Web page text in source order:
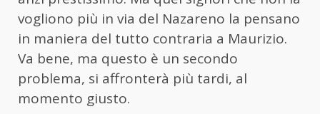
vogliono più in via del Nazareno la pensano
in maniera del tutto contraria a Maurizio.
Va bene, ma questo è un secondo
problema, si affronterà più tardi, al
momento giusto.